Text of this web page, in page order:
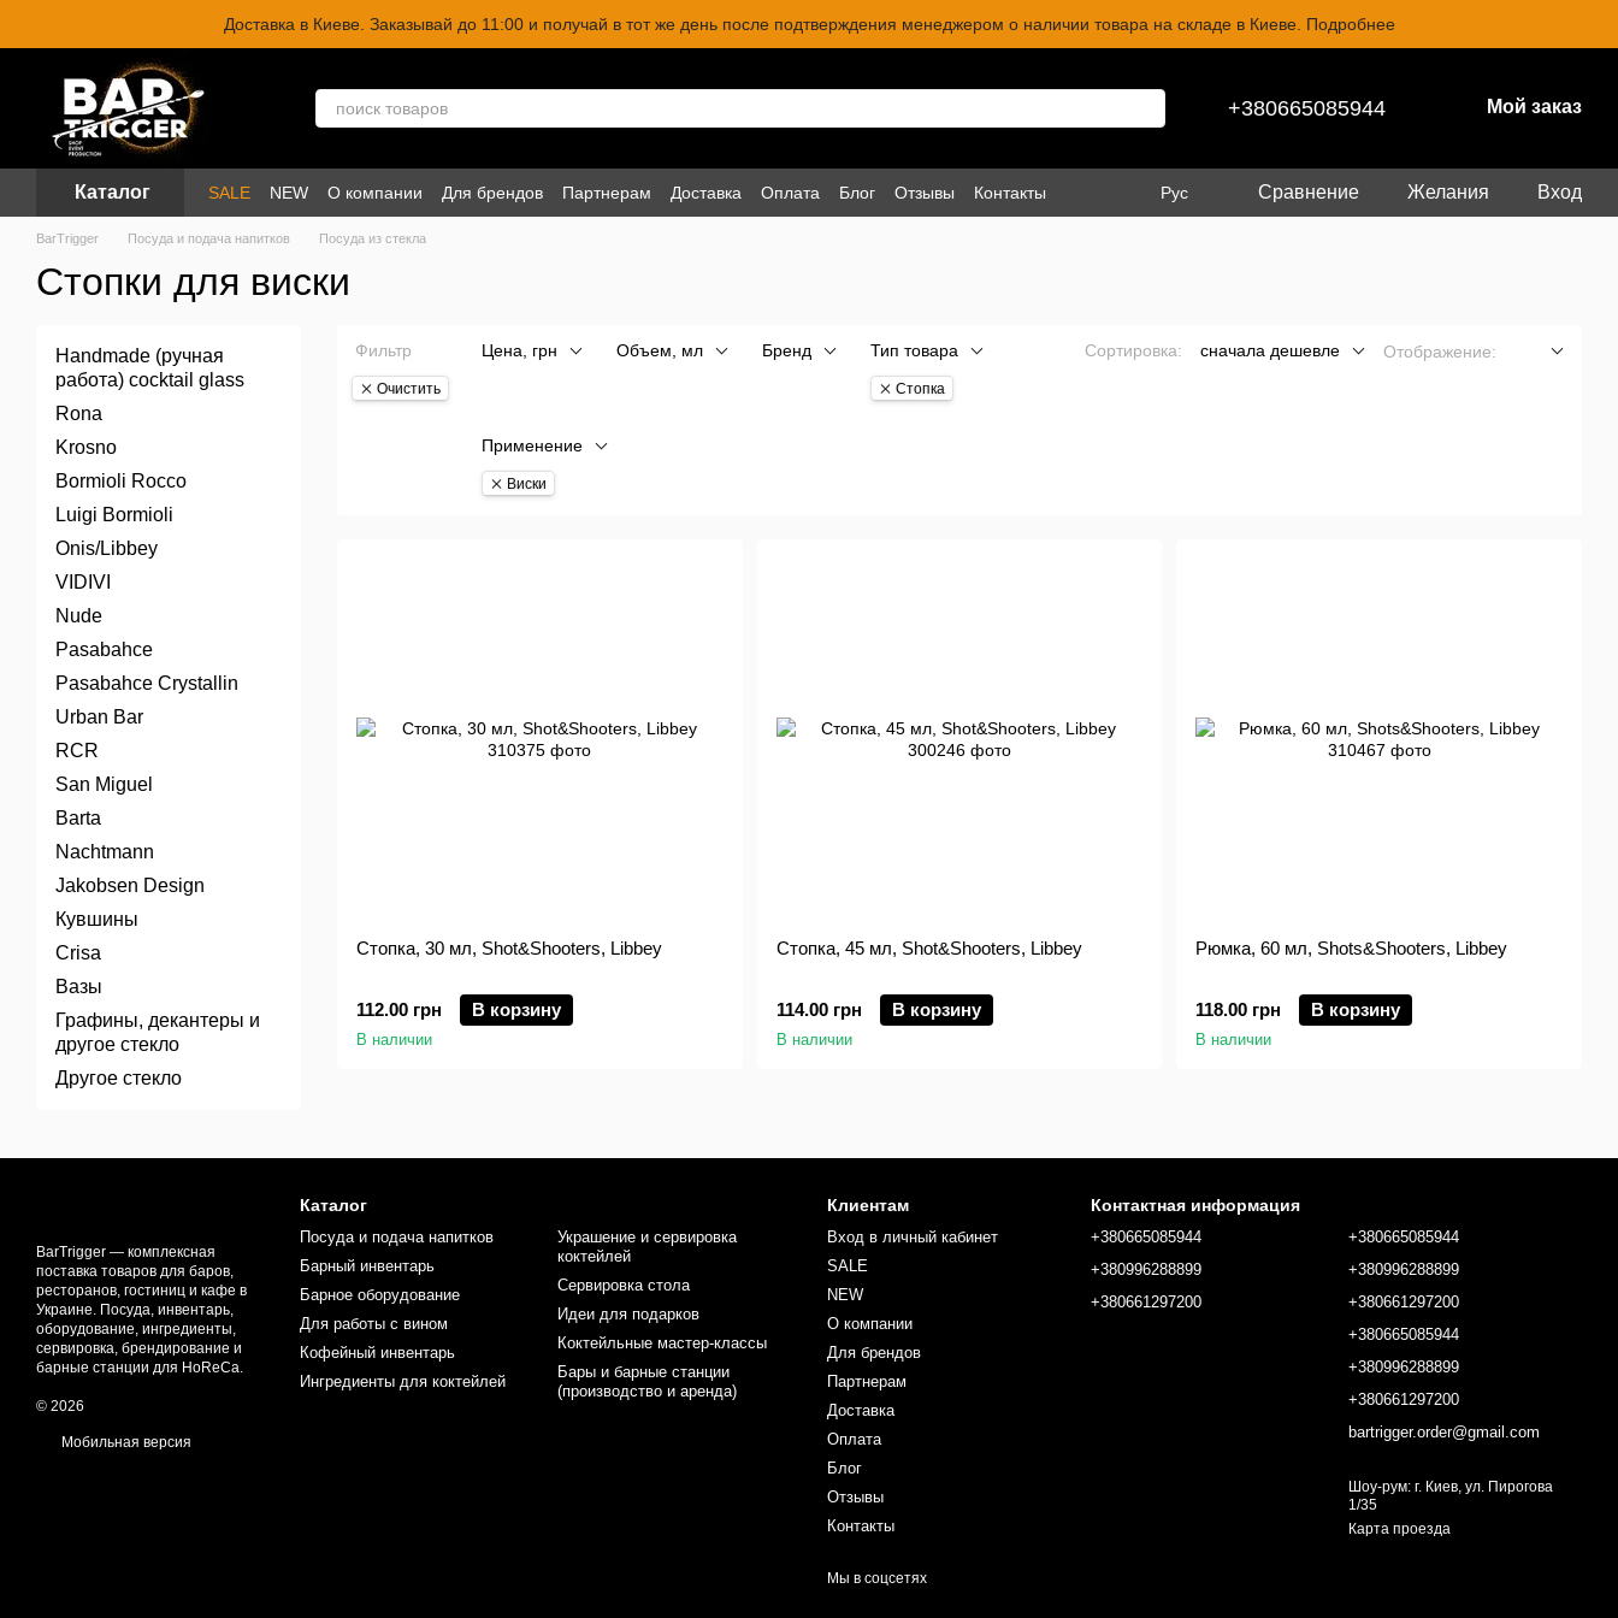
Перейти к основному контентуДоставка в Киеве. Заказывай до 11:00 и получай в тот же день после подтверждения менеджером о наличии товара на складе в Киеве. Подробнее
+380665085944 Мой заказ
Каталог SALE NEW О компании Для брендов Партнерам Доставка Оплата Блог Отзывы Контакты Рус Сравнение Желания Вход
BarTrigger Посуда и подача напитков Посуда из стекла
Стопки для виски
Фильтр
Очистить
Цена, грн Объем, мл Бренд Тип товара
Стопка
Применение
Виски
Сортировка: сначала дешевле Отображение:
Стопка, 30 мл, Shot&Shooters, Libbey
112.00 грн В корзину
В наличии
Стопка, 45 мл, Shot&Shooters, Libbey
114.00 грн В корзину
В наличии
Рюмка, 60 мл, Shots&Shooters, Libbey
118.00 грн В корзину
В наличии
Handmade (ручная
работа) cocktail glass
Rona
Krosno
Bormioli Rocco
Luigi Bormioli
Onis/Libbey
VIDIVI
Nude
Pasabahce
Pasabahce Crystallin
Urban Bar
RCR
San Miguel
Barta
Nachtmann
Jakobsen Design
Кувшины
Crisa
Вазы
Графины, декантеры и
другое стекло
Другое стекло
BarTrigger — комплексная
поставка товаров для баров,
ресторанов, гостиниц и кафе в
Украине. Посуда, инвентарь,
оборудование, ингредиенты,
сервировка, брендирование и
барные станции для HoReCa.
© 2026
Мобильная версия
Каталог
Посуда и подача напитков
Барный инвентарь
Барное оборудование
Для работы с вином
Кофейный инвентарь
Ингредиенты для коктейлей
Украшение и сервировка
коктейлей
Сервировка стола
Идеи для подарков
Коктейльные мастер-классы
Бары и барные станции
(производство и аренда)
Клиентам
Вход в личный кабинет
SALE
NEW
О компании
Для брендов
Партнерам
Доставка
Оплата
Блог
Отзывы
Контакты
Мы в соцсетях
Контактная информация
+380665085944
+380996288899
+380661297200
+380665085944
+380996288899
+380661297200
+380665085944
+380996288899
+380661297200
bartrigger.order@gmail.com
Шоу-рум: г. Киев, ул. Пирогова
1/35
Карта проезда